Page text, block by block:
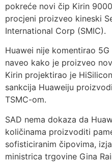
pokreće novi čip Kirin
procjeni proizveo kineski
International Corp (SMIC).
Huawei nije komentirao
naveo kako je proizveo
Kirin projektirao je
sankcija Huaweiju
TSMC-om.
SAD nema dokaza da
količinama proizvoditi
sofisticiranim čipovima,
ministrica trgovine Gina